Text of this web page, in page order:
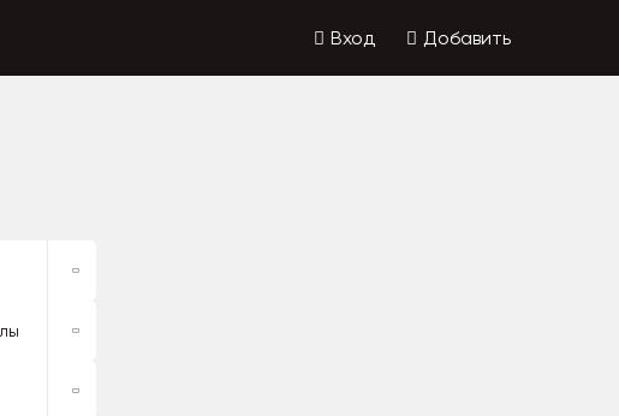
Вход Добавить